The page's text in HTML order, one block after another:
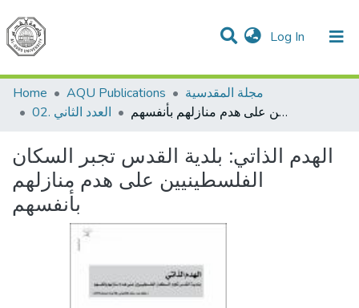
Log In (current)
Communities & Collections
All of DSpace
Home
AQU Publications
مجلة المقدسية
02. العدد الثاني
الهدم الذاتي: بلدية القدس تجبر السكان الفلسطينيين على هدم منازلهم بأنفسهم
الهدم الذاتي: بلدية القدس تجبر السكان
الفلسطينيين على هدم منازلهم
بأنفسهم